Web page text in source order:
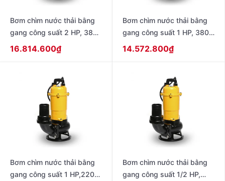
Bơm chìm nước thải bằng
gang công suất 2 HP, 380-
415V – 50Hz, loại có phao
16.814.600₫
Bơm chìm nước thải bằng
gang công suất 1 HP, 380-
415V – 50Hz, loại có phao
14.572.800₫
Bơm chìm nước thải bằng
gang công suất 1 HP,220V
Bơm chìm nước thải bằng
gang công suất 1/2 HP,